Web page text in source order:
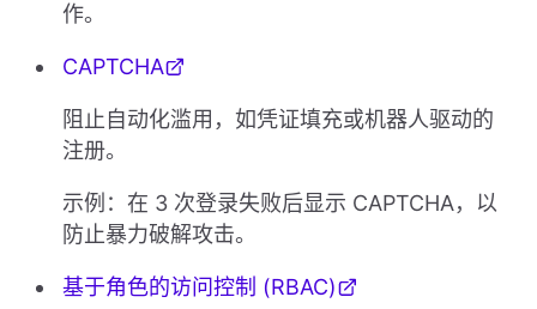
作。
CAPTCHA
阻止自动化滥用，如凭证填充或机器人驱动的
注册。
示例：在 3 次登录失败后显示 CAPTCHA，以
防止暴力破解攻击。
基于角色的访问控制 (RBAC)